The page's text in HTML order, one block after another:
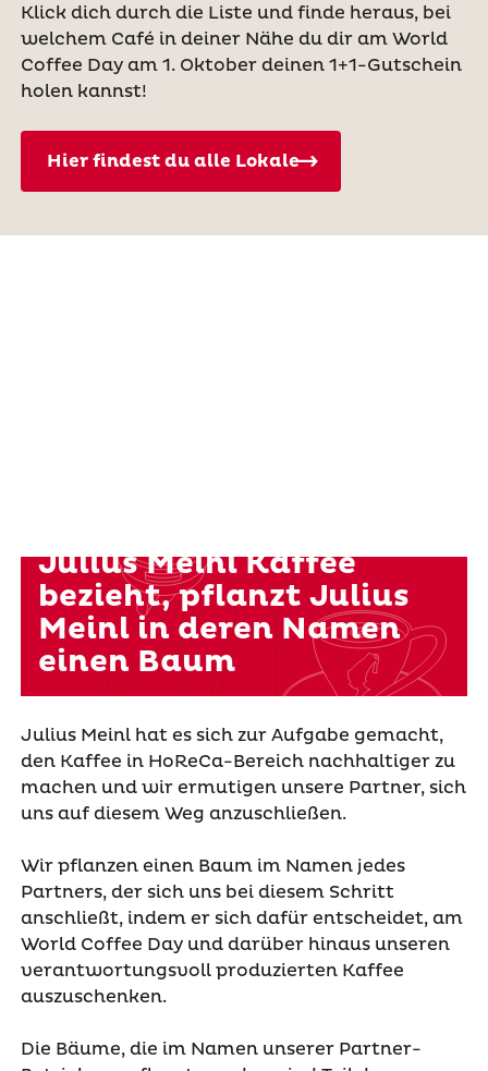
Klick dich durch die Liste und finde heraus, bei
welchem Café in deiner Nähe du dir am World
Coffee Day am 1. Oktober deinen 1+1-Gutschein
holen kannst!
Hier findest du alle Lokale
Julius Meinl hat es sich zur Aufgabe gemacht,
den Kaffee in HoReCa-Bereich nachhaltiger zu
machen und wir ermutigen unsere Partner, sich
uns auf diesem Weg anzuschließen.
Wir pflanzen einen Baum im Namen jedes
Partners, der sich uns bei diesem Schritt
anschließt, indem er sich dafür entscheidet, am
World Coffee Day und darüber hinaus unseren
verantwortungsvoll produzierten Kaffee
auszuschenken.
Die Bäume, die im Namen unserer Partner-
Julius Meinl Kaffee
bezieht, pflanzt Julius
Meinl in deren Namen
einen Baum